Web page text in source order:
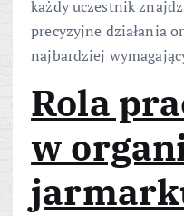
każdy uczestnik
precyzyjne działania
najbardziej
Rola
w